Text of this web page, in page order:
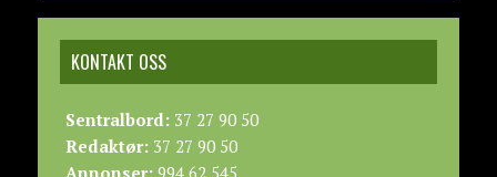
KONTAKT OSS
Sentralbord:37 27 90 50
Redaktør:37 27 90 50